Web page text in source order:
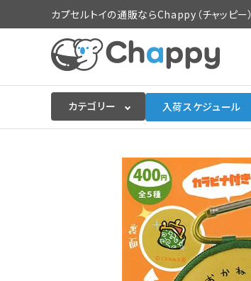
カプセルトイの通販ならChappy（チャッピー）
カテゴリー 入荷スケジュール
入荷スケジュールをチェック
カプセルトイマシン本体